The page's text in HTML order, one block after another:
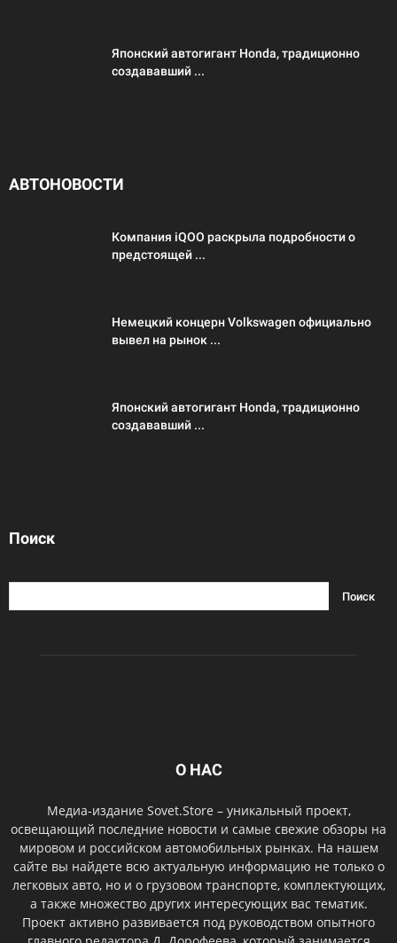
Японский автогигант Honda, традиционно
создававший ...
АВТОНОВОСТИ
Компания iQOO раскрыла подробности о
предстоящей ...
Немецкий концерн Volkswagen официально
вывел на рынок ...
Японский автогигант Honda, традиционно
создававший ...
Поиск
О НАС
Медиа-издание Sovet.Store – уникальный проект,
освещающий последние новости и самые свежие обзоры на
мировом и российском автомобильных рынках. На нашем
сайте вы найдете всю актуальную информацию не только о
легковых авто, но и о грузовом транспорте, комплектующих,
а также множество других интересующих вас тематик.
Проект активно развивается под руководством опытного